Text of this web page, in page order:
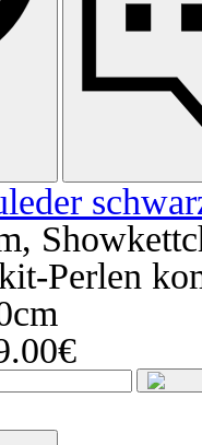
Perlen